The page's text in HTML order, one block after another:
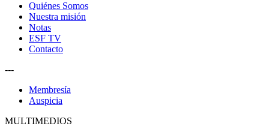
Quiénes Somos
Nuestra misión
Notas
ESF TV
Contacto
---
Membresía
Auspicia
MULTIMEDIOS